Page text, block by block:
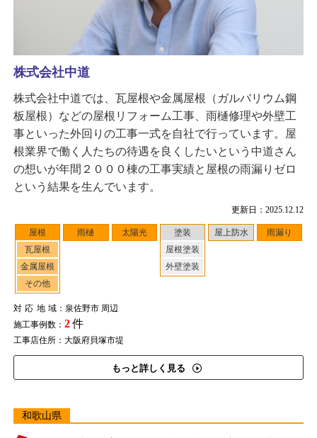
更新日：2025.12.12
屋根
瓦屋根
金属屋根
その他
雨樋 太陽光
塗装
屋根塗装
外壁塗装
屋上防水 雨漏り
対応地域：泉佐野市 周辺
施工事例数： 2件
工事店住所：大阪府貝塚市堤
もっと詳しく見る
株式会社中道
株式会社中道では、瓦屋根や金属屋根（ガルバリウム鋼
板屋根）などの屋根リフォーム工事、雨樋修理や外壁工
事といった外回りの工事一式を自社で行っています。屋
根業界で働く人たちの待遇を良くしたいという中道さん
の想いが年間２０００棟の工事実績と屋根の雨漏りゼロ
という結果を生んでいます。
和歌山県